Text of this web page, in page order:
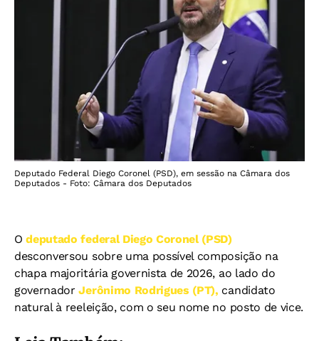
Deputado Federal Diego Coronel (PSD), em sessão na Câmara dos
Deputados - Foto: Câmara dos Deputados
Odeputado federal Diego Coronel (PSD)
desconversou sobre uma possível composição na
chapa majoritária governista de 2026, ao lado do
governadorJerônimo Rodrigues (PT), candidato
natural à reeleição, com o seu nome no posto de vice.